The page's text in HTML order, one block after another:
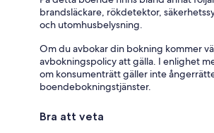
brandsläckare, rökdetektor,
och utomhusbelysning.
Om du avbokar din bokning kommer
avbokningspolicy att gälla. I enlighet
om konsumenträtt gäller inte
boendebokningstjänster.
Bra att veta